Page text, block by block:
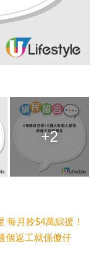
+2
每月拎$4萬綜援！
個返工就係傻仔